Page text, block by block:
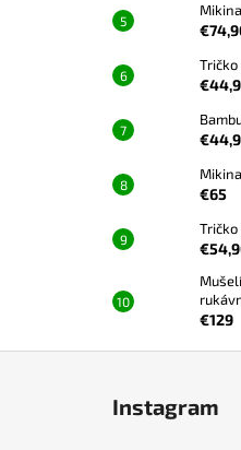
€65
€129
Instagram